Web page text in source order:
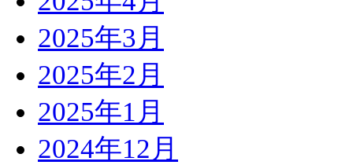
2025年3月
2025年2月
2025年1月
2024年12月